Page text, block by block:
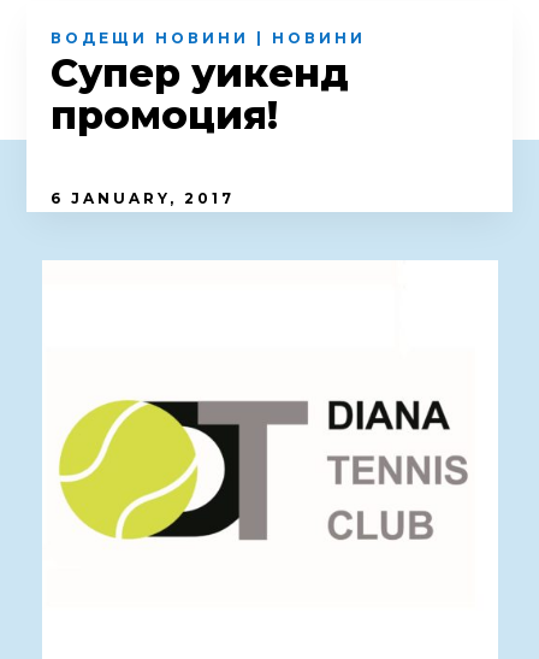
ВОДЕЩИ НОВИНИ НОВИНИ
Супер уикенд
промоция!
6 JANUARY, 2017